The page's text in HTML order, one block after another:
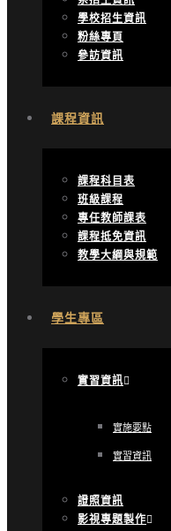
學校招生資訊
粉絲專頁
參訪資訊
課程資訊
課程科目表
班級課程
專任教師課表
課程抵免資訊
教學大綱與規範
學生專區
實習資訊
實施要點
實習資訊
證照資訊
影視專題製作